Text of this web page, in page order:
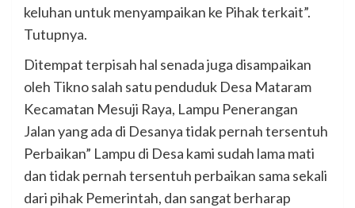
keluhan untuk menyampaikan ke Pihak terkait”.
Tutupnya.
Ditempat terpisah hal senada juga disampaikan
oleh Tikno salah satu penduduk Desa Mataram
Kecamatan Mesuji Raya, Lampu Penerangan
Jalan yang ada di Desanya tidak pernah tersentuh
Perbaikan” Lampu di Desa kami sudah lama mati
dan tidak pernah tersentuh perbaikan sama sekali
dari pihak Pemerintah, dan sangat berharap